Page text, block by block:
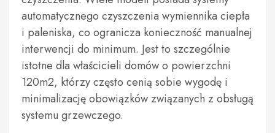
automatycznego czyszczenia wymiennika ciepła
i paleniska, co ogranicza konieczność manualnej
interwencji do minimum. Jest to szczególnie
istotne dla właścicieli domów o powierzchni
120m2, którzy często cenią sobie wygodę i
minimalizację obowiązków związanych z obsługą
systemu grzewczego.